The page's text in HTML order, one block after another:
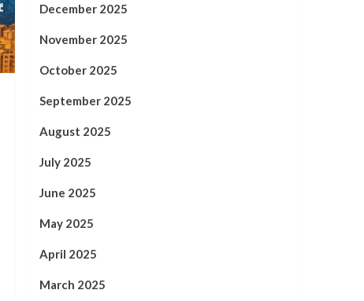
December 2025
November 2025
October 2025
September 2025
August 2025
July 2025
June 2025
May 2025
April 2025
March 2025